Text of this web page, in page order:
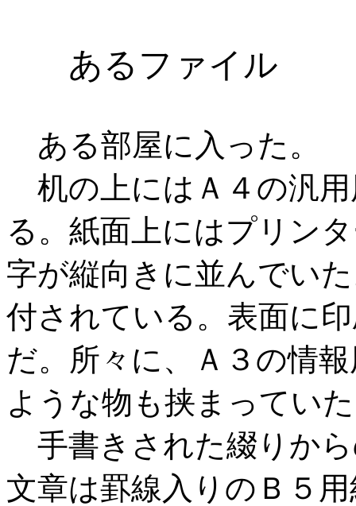
あるファイル
ある部屋に入った。
机の上にはＡ４の汎
る。紙面上にはプリン
字が縦向きに並んでい
付されている。表面に
だ。所々に、Ａ３の情
ような物も挟まってい
手書きされた綴りか
文章は罫線入りのＢ５